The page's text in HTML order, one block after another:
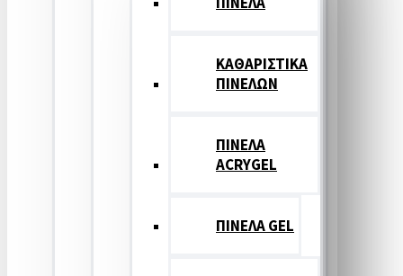
ΚΑΘΑΡΙΣΤΙΚΑ
ΠΙΝΕΛΩΝ
ΠΙΝΕΛΑ
ACRYGEL
ΠΙΝΕΛΑ GEL